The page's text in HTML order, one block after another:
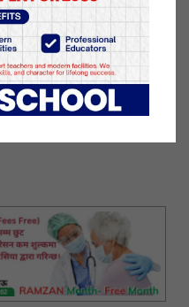
.डी. टि परिक्षण शुरुवात
प्रशासकीय अधिकृत
२१ जनाको आर.डी.टी
देखिएको छ उनले भने अब